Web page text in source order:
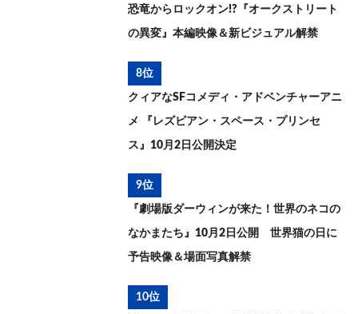
恐竜からロックオン!?『オークストリート
の異変』本編映像＆新ビジュアル解禁
8位
クィアなSFコメディ・アドベンチャーアニ
メ 『レズビアン・スペース・プリンセ
ス』10月2日公開決定
9位
『劇場版ダーウィンが来た！世界のネコの
なかまたち』10月2日公開 世界猫の日に
予告映像＆場面写真解禁
10位